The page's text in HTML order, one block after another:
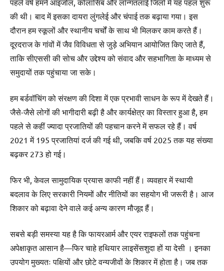
की थी। बाद में इसका दायरा लुंगलेई और चंपाई तक बढ़ाया गया। इस
दौरान हम स्कूलों और स्थानीय चर्चों के साथ भी मिलकर काम करते हैं।
दूरदराज के गांवों में जैव विविधता से जुड़े अभियान आयोजित किए जाते हैं,
ताकि सीएससी की सोच और उद्देश्य को संवाद और सहभागिता के माध्यम से
समुदायों तक पहुंचाया जा सके।
हम बर्डवॉचिंग को संरक्षण की दिशा में एक प्रभावी साधन के रूप में देखते हैं।
जैसे-जैसे लोगों की भागीदारी बढ़ी है और कार्यक्षेत्र का विस्तार हुआ है, हम
पहले से कहीं ज्यादा प्रजातियों की पहचान करने में सफल रहे हैं। वर्ष
2021 में 195 प्रजातियां दर्ज की गई थी, जबकि वर्ष 2025 तक यह संख्या
बढ़कर 273 हो गई।
फिर भी, केवल सामुदायिक प्रयास काफी नहीं हैं। व्यवहार में स्थायी
बदलाव के लिए सरकारी नियमों और नीतियों का सहयोग भी जरूरी है। आज
शिकार को बढ़ावा देने वाले कई अन्य कारण मौजूद हैं।
सबसे बड़ी समस्या यह है कि फायरआर्म और एयर राइफलों तक पहुंचना
अपेक्षाकृत आसान है—फिर चाहे हथियार लाइसेंसशुदा हों या देसी । इनका
उपयोग मुख्यतः पक्षियों और छोटे वन्यजीवों के शिकार में होता है। जब तक